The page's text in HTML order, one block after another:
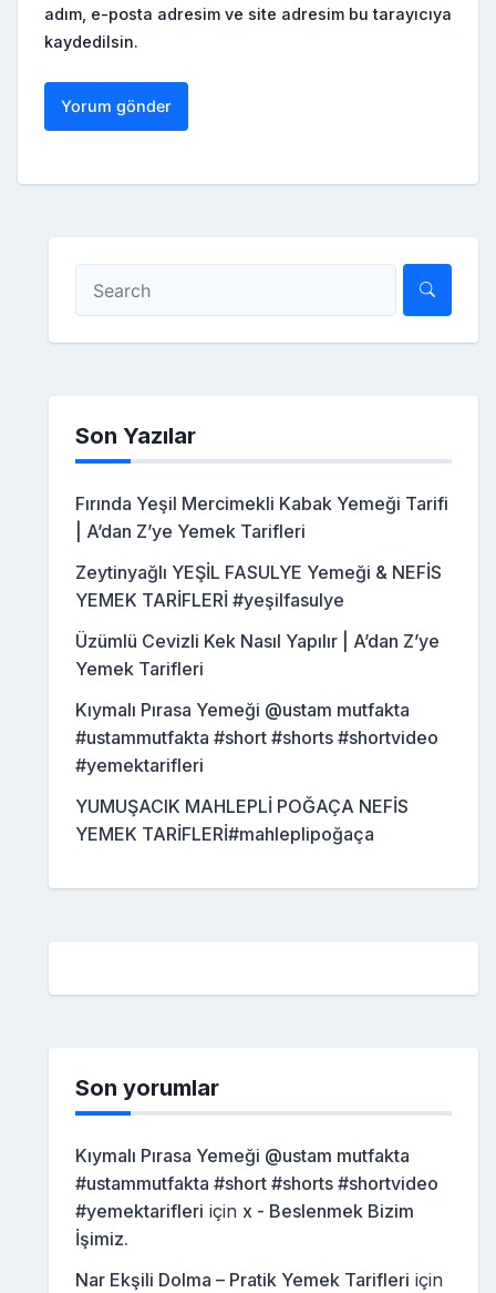
adım, e-posta adresim ve site adresim bu tarayıcıya
kaydedilsin.
Son Yazılar
Fırında Yeşil Mercimekli Kabak Yemeği Tarifi
| A’dan Z’ye Yemek Tarifleri
Zeytinyağlı YEŞİL FASULYE Yemeği & NEFİS
YEMEK TARİFLERİ #yeşilfasulye
Üzümlü Cevizli Kek Nasıl Yapılır | A’dan Z’ye
Yemek Tarifleri
Kıymalı Pırasa Yemeği @ustam mutfakta
#ustammutfakta #short #shorts #shortvideo
#yemektarifleri
YUMUŞACIK MAHLEPLİ POĞAÇA NEFİS
YEMEK TARİFLERİ#mahleplipoğaça
Son yorumlar
Kıymalı Pırasa Yemeği @ustam mutfakta
#ustammutfakta #short #shorts #shortvideo
#yemektarifleri için x - Beslenmek Bizim
İşimiz.
Nar Ekşili Dolma – Pratik Yemek Tarifleri için